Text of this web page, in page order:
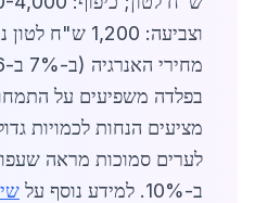
וצביעה: 1,200
בפלדה משפיעים על
לערים סמוכות מראה
ב-10%. למידע נוסף על